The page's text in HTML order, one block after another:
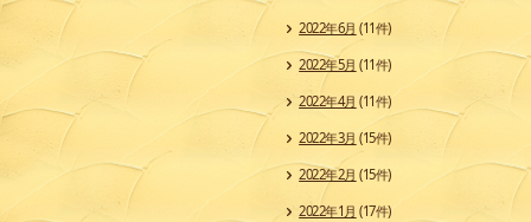
2022年6月 (11件)
2022年5月 (11件)
2022年4月 (11件)
2022年3月(15件)
2022年2月 (15件)
2022年1月 (17件)